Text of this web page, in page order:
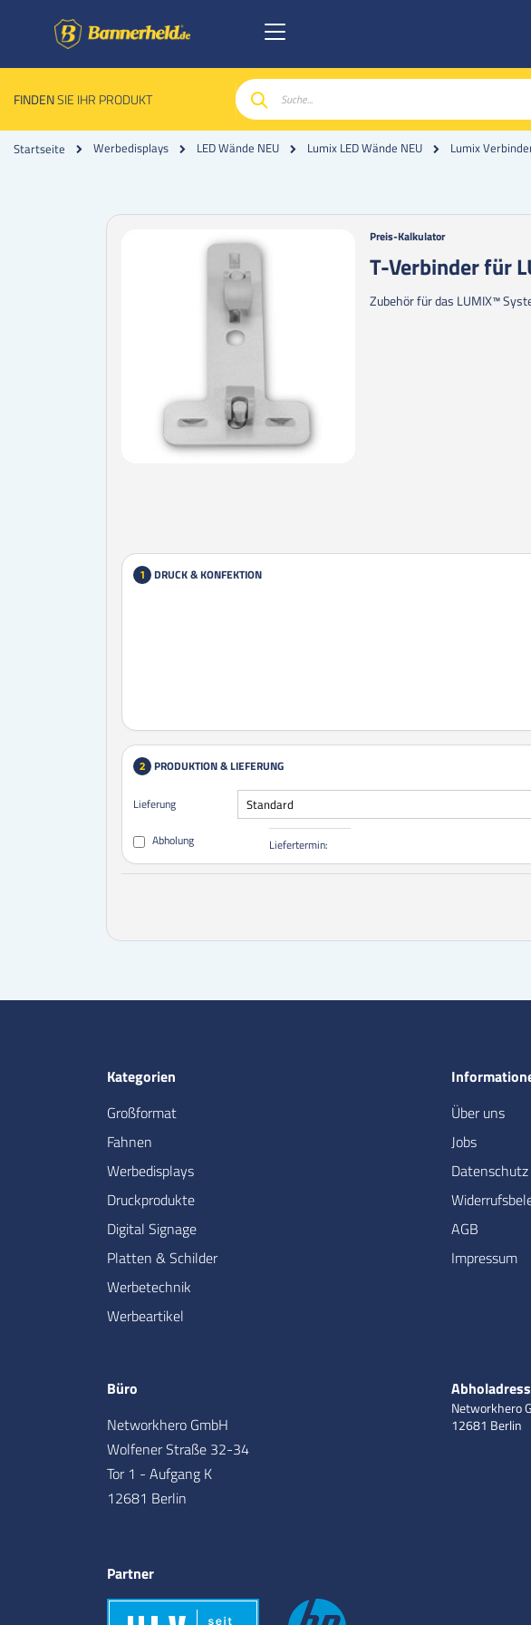
FINDENSIE IHR PRODUKT
Suche
Startseite Werbedisplays LED Wände NEU Lumix LED Wände NEU Lumix
Zum
der
springen
Preis-Kalkulator
T-Verbinder für
Zubehör für das LUMIX™
1 DRUCK & KONFEKTION
2 PRODUKTION & LIEFERUNG
Lieferung
Abholung Liefertermin:
Kategorien
Großformat
Fahnen
Werbedisplays
Druckprodukte
Digital Signage
Platten & Schilder
Werbetechnik
Werbeartikel
Über uns
Jobs
Datenschutz
AGB
Impressum
Büro
Networkhero GmbH
Wolfener Straße 32-34
Tor 1 - Aufgang K
12681 Berlin
Networkhero
12681 Berlin
Partner